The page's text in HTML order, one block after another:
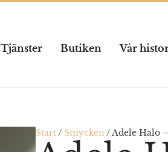
Tjänster Butiken Vår
Start/ Smycken /Adele Halo